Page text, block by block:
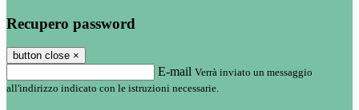
Recupero password
button close ×
E-mail Verrà inviato un messaggio
all'indirizzo indicato con le istruzioni necessarie.